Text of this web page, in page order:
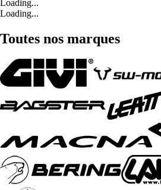
Loading...
Loading...
Toutes nos marques